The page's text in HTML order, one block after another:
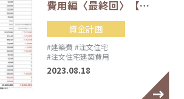
費用編〈最終回〉【…
資金計画
#建築費 #注文住宅
#注文住宅建築費用
2023.08.18